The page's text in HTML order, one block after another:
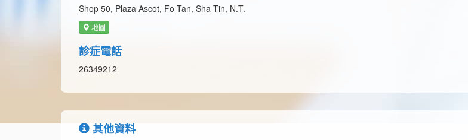
Shop 50, Plaza Ascot, Fo Tan, Sha Tin, N.T.
地圖
診症電話
26349212
其他資料